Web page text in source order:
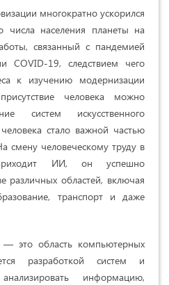
многократно ускорился
числа населения планеты на
связанный с пандемией
COVID-19, следствием чего
к изучению модернизации
человека можно
систем искусственного
стало важной частью
смену человеческому труду в
ИИ, он успешно
различных областей, включая
транспорт и даже
— это область компьютерных
разработкой систем и
информацию,